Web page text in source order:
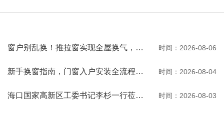
窗户别乱换！推拉窗实现全屋换气，观景通风两不误 时间：2026-08-06
新手换窗指南，门窗入户安装全流程一次性讲清 时间：2026-08-04
海口国家高新区工委书记李杉一行莅临河南贝迪考察交流 时间：2026-08-03